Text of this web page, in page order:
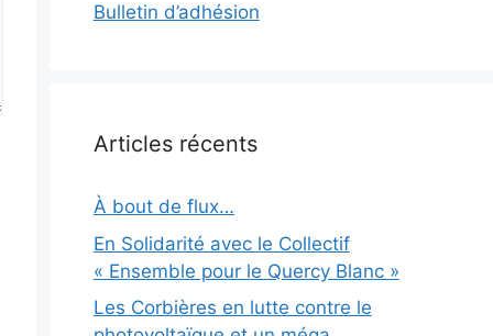
Bulletin d’adhésion
Articles récents
À bout de flux…
En Solidarité avec le Collectif
« Ensemble pour le Quercy Blanc »
Les Corbières en lutte contre le